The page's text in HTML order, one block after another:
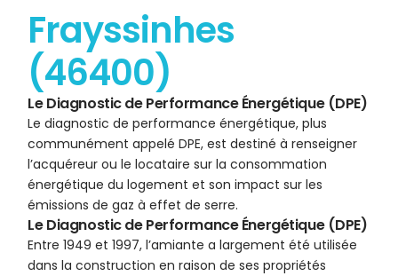
Frayssinhes
(46400)
Le Diagnostic de Performance Énergétique (DPE)
Le diagnostic de performance énergétique, plus
communément appelé DPE, est destiné à renseigner
l’acquéreur ou le locataire sur la consommation
énergétique du logement et son impact sur les
émissions de gaz à effet de serre.
Le Diagnostic de Performance Énergétique (DPE)
Entre 1949 et 1997, l’amiante a largement été utilisée
dans la construction en raison de ses propriétés